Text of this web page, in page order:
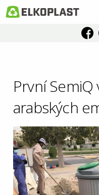
První
arabských